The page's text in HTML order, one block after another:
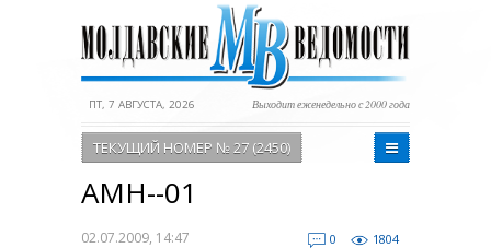
ПТ, 7 АВГУСТА, 2026 Выходит еженедельно с 2000 года
ТЕКУЩИЙ НОМЕР № 27 (2450)
АМН--01
02.07.2009, 14:47 0 1804